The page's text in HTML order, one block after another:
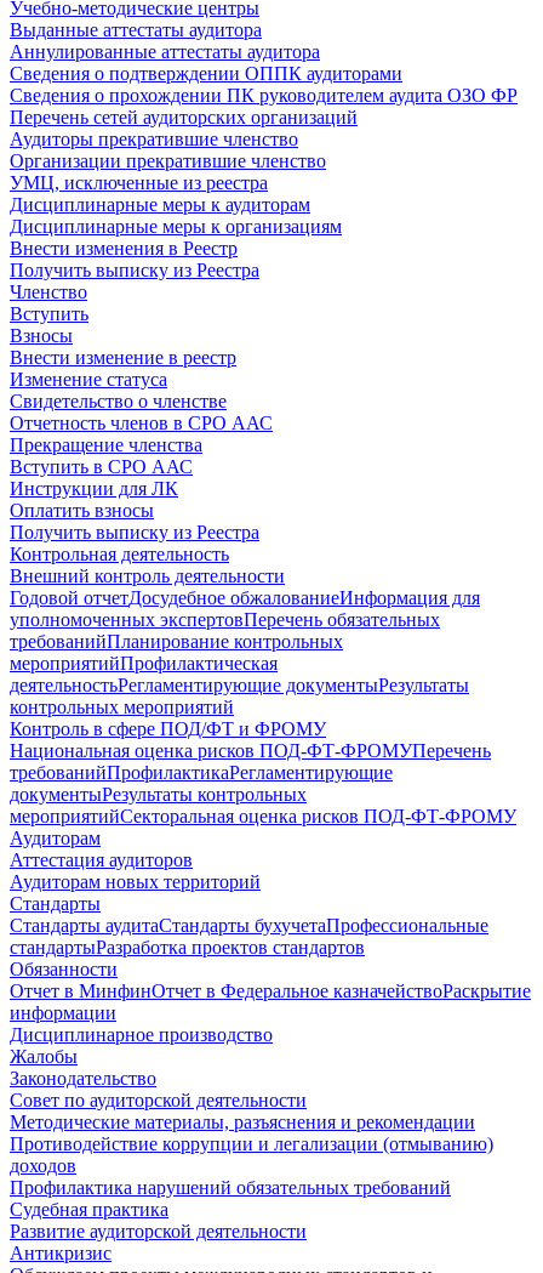
Учебно-методические центры
Выданные аттестаты аудитора
Аннулированные аттестаты аудитора
Сведения о подтверждении ОППК аудиторами
Сведения о прохождении ПК руководителем аудита ОЗО ФР
Перечень сетей аудиторских организаций
Аудиторы прекратившие членство
Организации прекратившие членство
УМЦ, исключенные из реестра
Дисциплинарные меры к аудиторам
Дисциплинарные меры к организациям
Внести изменения в Реестр
Получить выписку из Реестра
Членство
Вступить
Взносы
Внести изменение в реестр
Изменение статуса
Свидетельство о членстве
Отчетность членов в СРО ААС
Прекращение членства
Вступить в СРО ААС
Инструкции для ЛК
Оплатить взносы
Получить выписку из Реестра
Контрольная деятельность
Внешний контроль деятельности
Годовой отчетДосудебное обжалованиеИнформация для
уполномоченных экспертовПеречень обязательных
требованийПланирование контрольных
мероприятийПрофилактическая
деятельностьРегламентирующие документыРезультаты
контрольных мероприятий
Контроль в сфере ПОД/ФТ и ФРОМУ
Национальная оценка рисков ПОД-ФТ-ФРОМУПеречень
требованийПрофилактикаРегламентирующие
документыРезультаты контрольных
мероприятийСекторальная оценка рисков ПОД-ФТ-ФРОМУ
Аудиторам
Аттестация аудиторов
Аудиторам новых территорий
Стандарты
Стандарты аудитаСтандарты бухучетаПрофессиональные
стандартыРазработка проектов стандартов
Обязанности
Отчет в МинфинОтчет в Федеральное казначействоРаскрытие
информации
Дисциплинарное производство
Жалобы
Законодательство
Совет по аудиторской деятельности
Методические материалы, разъяснения и рекомендации
Противодействие коррупции и легализации (отмыванию)
доходов
Профилактика нарушений обязательных требований
Судебная практика
Развитие аудиторской деятельности
Антикризис